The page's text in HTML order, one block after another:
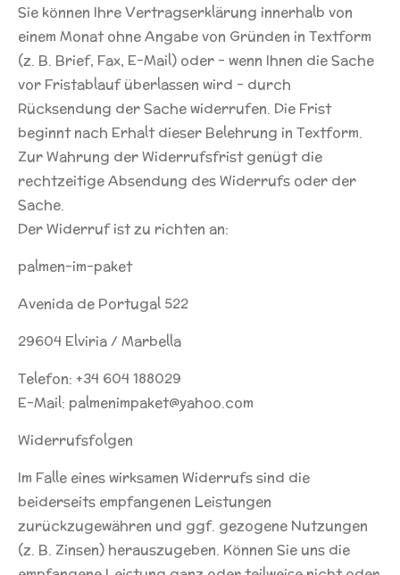
Sie können Ihre Vertragserklärung innerhalb von
einem Monat ohne Angabe von Gründen in Textform
(z. B. Brief, Fax, E-Mail) oder – wenn Ihnen die Sache
vor Fristablauf überlassen wird – durch
Rücksendung der Sache widerrufen. Die Frist
beginnt nach Erhalt dieser Belehrung in Textform.
Zur Wahrung der Widerrufsfrist genügt die
rechtzeitige Absendung des Widerrufs oder der
Sache.
Der Widerruf ist zu richten an:
palmen-im-paket
Avenida de Portugal 522
29604 Elviria / Marbella
Telefon: +34 604 188029
E-Mail: palmenimpaket@yahoo.com
Widerrufsfolgen
Im Falle eines wirksamen Widerrufs sind die
beiderseits empfangenen Leistungen
zurückzugewähren und ggf. gezogene Nutzungen
(z. B. Zinsen) herauszugeben. Können Sie uns die